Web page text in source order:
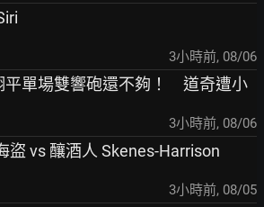
3小時前, 08/06
平單場雙響砲還不夠！ 道奇遭小
3小時前, 08/06
盜 vs 釀酒人 Skenes-Harrison
3小時前, 08/05